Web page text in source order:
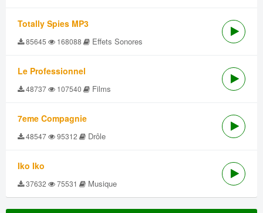
Totally Spies MP3
85645 168088 Effets Sonores
Le Professionnel
48737 107540 Films
7eme Compagnie
48547 95312 Drôle
Iko Iko
37632 75531 Musique